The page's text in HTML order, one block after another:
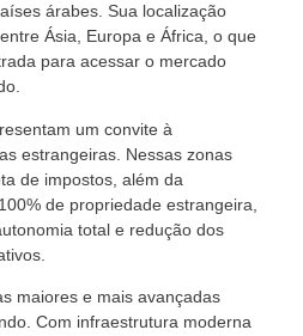
árabes. Sua localização
Ásia, Europa e África, o que
para acessar o mercado
um convite à
estrangeiras. Nessas zonas
de impostos, além da
de propriedade estrangeira,
total e redução dos
maiores e mais avançadas
Com infraestrutura moderna